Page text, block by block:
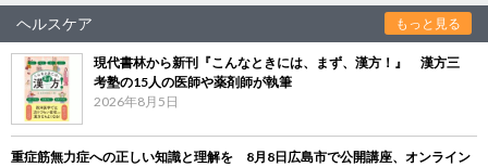
ヘルスケア もっと見る
現代書林から新刊『こんなときには、まず、漢方！』 漢方三
考塾の15人の医師や薬剤師が執筆
2026年8月5日
重症筋無力症への正しい知識と理解を 8月8日広島市で公開講座、オンライン